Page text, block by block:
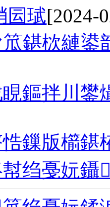
囩珷[2024-
鍖栨縺鍙
鏂拌川
鏁版櫤鍖
绉戞妧鑷